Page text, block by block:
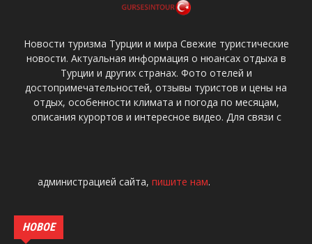
Новости туризма Турции и мира Свежие туристические
новости. Актуальная информация о нюансах отдыха в
Турции и других странах. Фото отелей и
достопримечательностей, отзывы туристов и цены на
отдых, особенности климата и погода по месяцам,
описания курортов и интересное видео. Для связи с
администрацией сайта, пишите нам.
НОВОЕ